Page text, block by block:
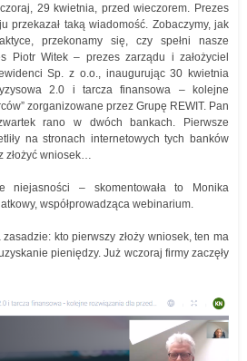
29 kwietnia, przed wieczorem. Prezes
przekazał taką wiadomość. Zobaczymy, jak
przekonamy się, czy spełni nasze
Piotr Witek – prezes zarządu i założyciel
Sp. z o.o., inaugurując 30 kwietnia
2.0 i tarcza finansowa – kolejne
zorganizowane przez Grupę REWIT. Pan
rano w dwóch bankach. Pierwsze
na stronach internetowych tych banków
złożyć wniosek…
– skomentowała to Monika
współprowadząca webinarium.
kto pierwszy złoży wniosek, ten ma
pieniędzy. Już wczoraj firmy zaczęły